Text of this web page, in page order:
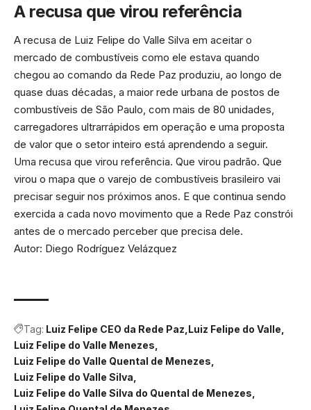
A recusa que virou referência
A recusa de Luiz Felipe do Valle Silva em aceitar o
mercado de combustíveis como ele estava quando
chegou ao comando da Rede Paz produziu, ao longo de
quase duas décadas, a maior rede urbana de postos de
combustíveis de São Paulo, com mais de 80 unidades,
carregadores ultrarrápidos em operação e uma proposta
de valor que o setor inteiro está aprendendo a seguir.
Uma recusa que virou referência. Que virou padrão. Que
virou o mapa que o varejo de combustíveis brasileiro vai
precisar seguir nos próximos anos. E que continua sendo
exercida a cada novo movimento que a Rede Paz constrói
antes de o mercado perceber que precisa dele.
Autor: Diego Rodríguez Velázquez
Tag: Luiz Felipe CEO da Rede Paz Luiz Felipe do Valle
Luiz Felipe do Valle Menezes
Luiz Felipe do Valle Quental de Menezes
Luiz Felipe do Valle Silva
Luiz Felipe do Valle Silva do Quental de Menezes